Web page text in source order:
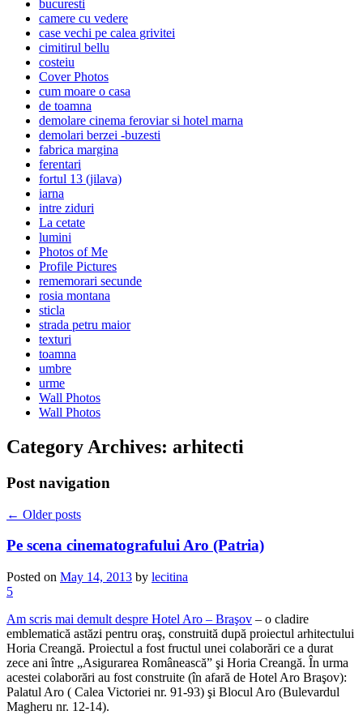
bucuresti
camere cu vedere
case vechi pe calea grivitei
cimitirul bellu
costeiu
Cover Photos
cum moare o casa
de toamna
demolare cinema feroviar si hotel marna
demolari berzei -buzesti
fabrica margina
ferentari
fortul 13 (jilava)
iarna
intre ziduri
La cetate
lumini
Photos of Me
Profile Pictures
rememorari secunde
rosia montana
sticla
strada petru maior
texturi
toamna
umbre
urme
Wall Photos
Wall Photos
Category Archives: arhitecti
Post navigation
← Older posts
Pe scena cinematografului Aro (Patria)
Posted on May 14, 2013 by lecitina
5
Am scris mai demult despre Hotel Aro – Braşov – o cladire
emblematică astăzi pentru oraş, construită după proiectul arhitectului
Horia Creangă. Proiectul a fost fructul unei colaborări ce a durat
zece ani între „Asigurarea Românească” şi Horia Creangă. În urma
acestei colaborări au fost construite (în afară de Hotel Aro Braşov):
Palatul Aro ( Calea Victoriei nr. 91-93) şi Blocul Aro (Bulevardul
Magheru nr. 12-14).